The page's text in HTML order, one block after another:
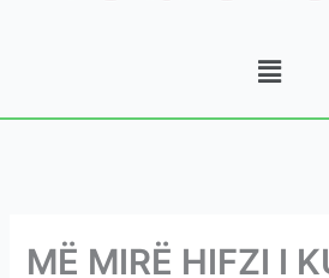
Menu
MË MIRË HIFZI I
i